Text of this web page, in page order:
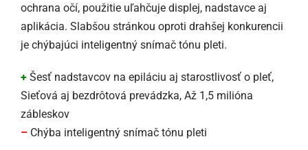
ochrana očí, použitie uľahčuje displej, nadstavce aj
aplikácia. Slabšou stránkou oproti drahšej konkurencii
je chýbajúci inteligentný snímač tónu pleti.
+ Šesť nadstavcov na epiláciu aj starostlivosť o pleť,
Sieťová aj bezdrôtová prevádzka, Až 1,5 milióna
zábleskov
– Chýba inteligentný snímač tónu pleti